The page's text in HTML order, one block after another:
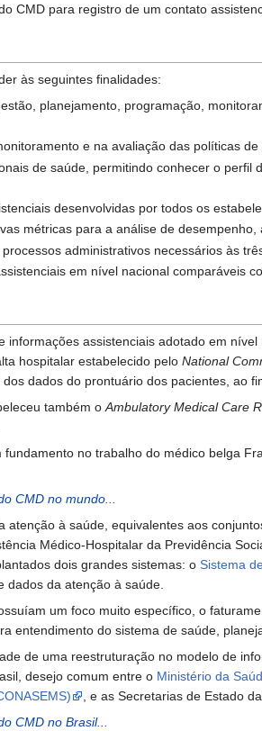
CMD para registro de um contato
às seguintes finalidades:
planejamento, programação,
e na avaliação das políticas de
de saúde, permitindo conhecer o
desenvolvidas por todos os
métricas para a análise de
administrativos necessários às
em nível nacional comparáveis
informações assistenciais adotado em
hospitalar estabelecido pelo National
dados do prontuário dos pacientes, ao
também oAmbulatory Medical Care
no trabalho do médico belga
CMD no mundo...
atenção à saúde, equivalentes aos
Médico-Hospitalar da Previdência
dois grandes sistemas: o Sistema
dados da atenção à saúde.
um foco muito específico, o
entendimento do sistema de saúde,
de uma reestruturação no modelo de
desejo comum entre o Ministério da
, e as Secretarias de Estado
CMD no Brasil...